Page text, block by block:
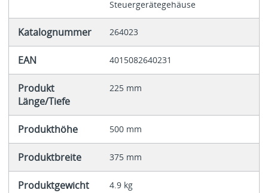
Steuergerätegehäuse
Katalognummer 264023
EAN 4015082640231
Produkt
Länge/Tiefe
225 mm
Produkthöhe 500 mm
Produktbreite 375 mm
Produktgewicht 4.9 kg